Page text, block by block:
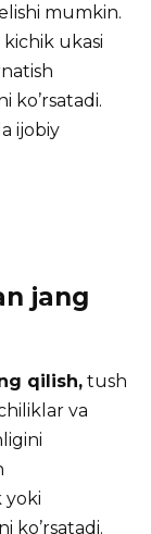
mumkin.
ukasi
ko’rsatadi.
ijobiy
jang
qilish, tush
va
yoki
ko’rsatadi.